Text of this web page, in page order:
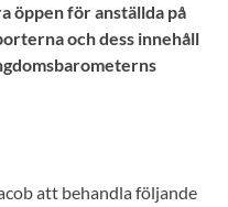
öppen för anställda på
och dess innehåll
att behandla följande